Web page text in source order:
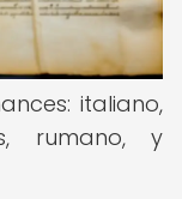
italiano,
rumano, y